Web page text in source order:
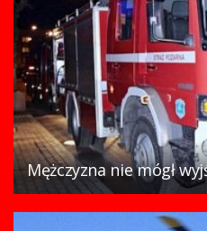
Mężczyzna nie mógł